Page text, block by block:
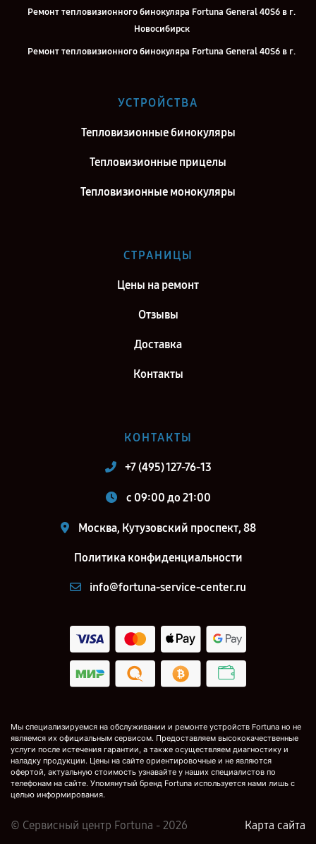
Ремонт тепловизионного бинокуляра Fortuna General 40S6 в г.
Новосибирск
Ремонт тепловизионного бинокуляра Fortuna General 40S6 в г.
Екатеринбург
Ремонт тепловизионного бинокуляра Fortuna General 40S6 в г.
Ремонт тепловизионного бинокуляра Fortuna General 40S6 в г.
Воронеж
Ремонт тепловизионного бинокуляра Fortuna General 40S6 в г.
Ремонт тепловизионного бинокуляра Fortuna General 40S6 в г.
Санкт-Петербург
УСТРОЙСТВА
Тепловизионные бинокуляры
Тепловизионные прицелы
Тепловизионные монокуляры
СТРАНИЦЫ
Цены на ремонт
Отзывы
Доставка
Контакты
КОНТАКТЫ
+7 (495) 127-76-13
c 09:00 до 21:00
Москва, Кутузовский проспект, 88
Политика конфиденциальности
info@fortuna-service-center.ru
Мы специализируемся на обслуживании и ремонте устройств Fortuna но не
являемся их официальным сервисом. Предоставляем высококачественные
услуги после истечения гарантии, а также осуществляем диагностику и
наладку продукции. Цены на сайте ориентировочные и не являются
офертой, актуальную стоимость узнавайте у наших специалистов по
телефонам на сайте. Упомянутый бренд Fortuna используется нами лишь с
целью информирования.
© Сервисный центр Fortuna - 2026 Карта сайта